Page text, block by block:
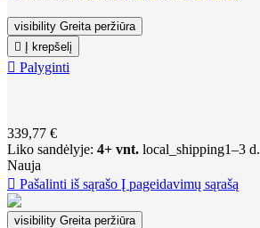
visibility Greita peržiūra

Į krepšelį
 Palyginti
339,77 €
Liko sandėlyje: 4+ vnt. local_shipping1–3 d.
Nauja
 Pašalinti iš sąrašo Į pageidavimų sąrašą
visibility Greita peržiūra